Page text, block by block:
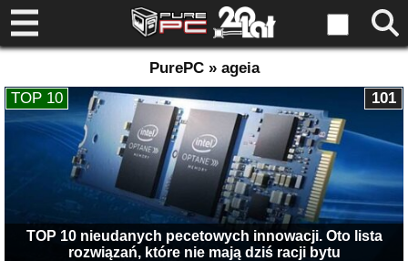
PurePC » ageia
TOP 10 nieudanych pecetowych innowacji. Oto lista
rozwiązań, które nie mają dziś racji bytu
101
TOP 10